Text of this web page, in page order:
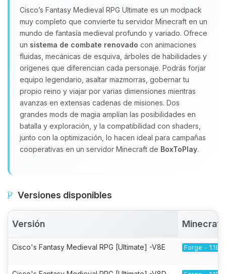
Cisco’s Fantasy Medieval RPG Ultimate es un modpack
muy completo que convierte tu servidor Minecraft en un
mundo de fantasía medieval profundo y variado. Ofrece
un sistema de combate renovado con animaciones
fluidas, mecánicas de esquiva, árboles de habilidades y
orígenes que diferencian cada personaje. Podrás forjar
equipo legendario, asaltar mazmorras, gobernar tu
propio reino y viajar por varias dimensiones mientras
avanzas en extensas cadenas de misiones. Dos
grandes mods de magia amplían las posibilidades en
batalla y exploración, y la compatibilidad con shaders,
junto con la optimización, lo hacen ideal para campañas
cooperativas en un servidor Minecraft de BoxToPlay.
Versiones disponibles
Versión Minecraft
Cisco's Fantasy Medieval RPG [Ultimate] -V8E Forge - 1.19.2